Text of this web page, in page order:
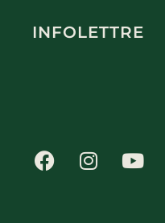
INFOLETTRE